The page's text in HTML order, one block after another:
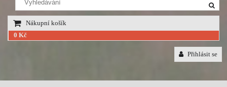
Nákupní košík
0 Kč
Přihlásit se